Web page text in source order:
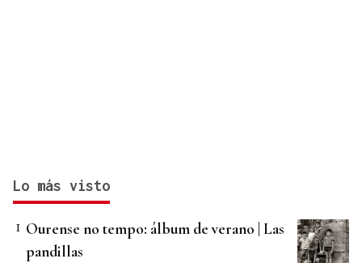
Lo más visto
Ourense no tempo: álbum de verano | Las
pandillas